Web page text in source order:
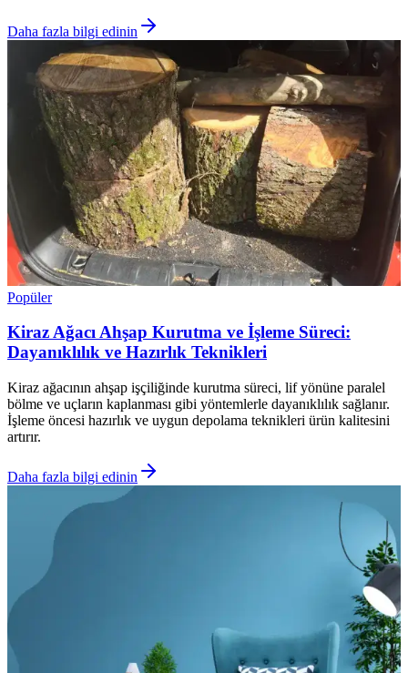
Daha fazla bilgi edinin
Popüler
Kiraz Ağacı Ahşap Kurutma ve İşleme Süreci:
Dayanıklılık ve Hazırlık Teknikleri
Kiraz ağacının ahşap işçiliğinde kurutma süreci, lif yönüne paralel
bölme ve uçların kaplanması gibi yöntemlerle dayanıklılık sağlanır.
İşleme öncesi hazırlık ve uygun depolama teknikleri ürün kalitesini
artırır.
Daha fazla bilgi edinin